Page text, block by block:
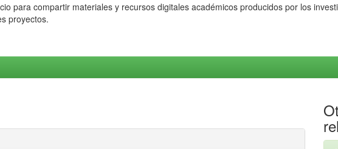
para compartir materiales y recursos digitales académicos producidos por los
proyectos.